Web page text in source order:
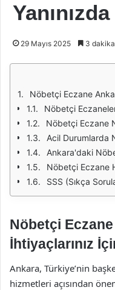
Yanınızda
29 Mayıs 2025 3
Nöbetçi Eczane
Nöbetçi
Nöbetçi Eczane
Acil Durumlarda
Ankara'daki
Nöbetçi Eczane
SSS (Sıkça
Nöbetçi
İhtiyaçlarınız
Ankara, Türkiye’nin
hizmetleri açısından